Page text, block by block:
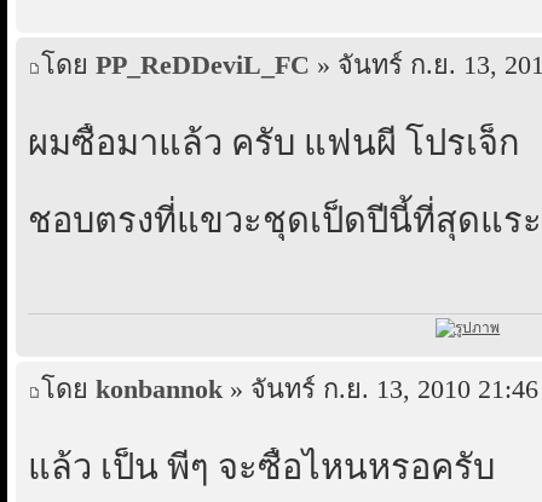
โดย PP_ReDDeviL_FC » จันทร์ ก.ย. 13,
ผมซื้อมาแล้ว ครับ แฟนผี โปรเจ็ก
ชอบตรงที่แขวะชุดเป็ดปีนี้ที่สุดแระ
โดย konbannok» จันทร์ ก.ย. 13, 2010 21:46
แล้ว เป็น พี่ๆ จะซื้อไหนหรอครับ